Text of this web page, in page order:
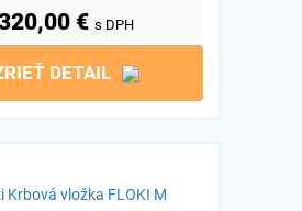
€ s DPH
DETAIL